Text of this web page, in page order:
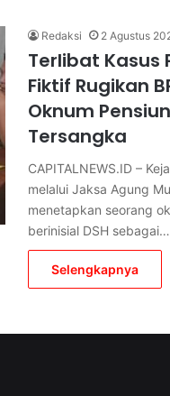
Redaksi 2 Agustus
Terlibat Kasus
Fiktif Rugikan
Oknum
Tersangka
CAPITALNEWS.ID –
melalui Jaksa Agung
menetapkan seorang
berinisial DSH sebagai…
Selengkapnya